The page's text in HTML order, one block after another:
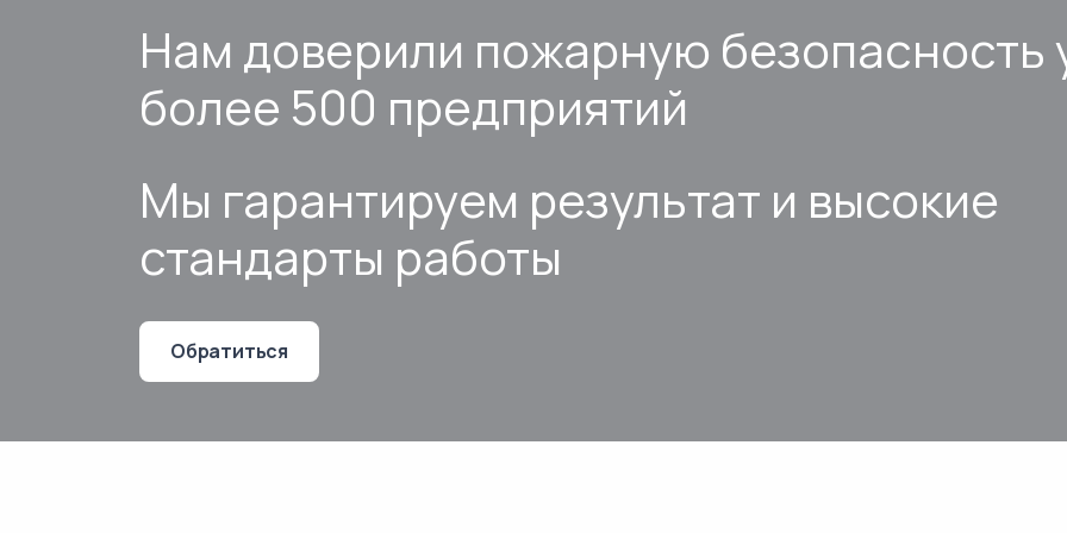
Нам доверили пожарную безопасность
более 500 предприятий
Мы гарантируем результат и высокие
стандарты работы
Обратиться